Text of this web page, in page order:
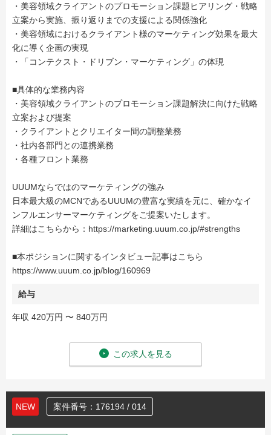
・美容領域クライアントのプロモーション課題ヒアリング・戦略
立案から実施、振り返りまでの支援による関係強化
・美容領域におけるクライアント様のマーケティング効果を最大
化に導く企画の実現
・「コンテクスト・ドリブン・マーケティング」の体現
■具体的な業務内容
・美容領域クライアントのプロモーション課題解決に向けた戦略
立案および提案
・クライアントとクリエイター間の調整業務
・社内各部門との連携業務
・各種フロント業務
UUUMならではのマーケティングの強み
日本最大級のMCNであるUUUMの豊富な実績を元に、確かなイ
ンフルエンサーマーケティングをご提案いたします。
詳細はこちらから：https://marketing.uuum.co.jp/#strengths
■本ポジションに関するインタビュー記事はこちら
https://www.uuum.co.jp/blog/160969
給与
年収 420万円 〜 840万円
この求人を見る
NEW 案件番号：176194 / 014